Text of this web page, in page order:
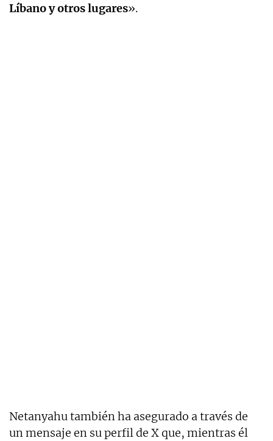
Líbano y otros lugares».
Netanyahu también ha asegurado a través de
un mensaje en su perfil de X que, mientras él